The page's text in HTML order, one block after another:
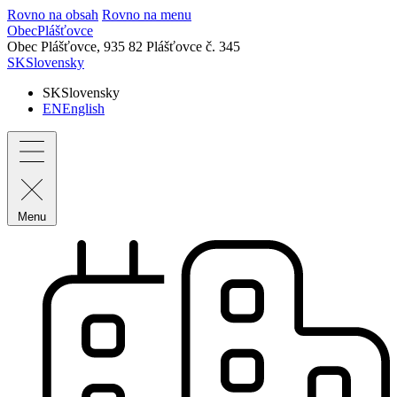
Rovno na obsah Rovno na menu
ObecPlášťovce
Obec Plášťovce, 935 82 Plášťovce č. 345
SKSlovensky
SKSlovensky
ENEnglish
Menu